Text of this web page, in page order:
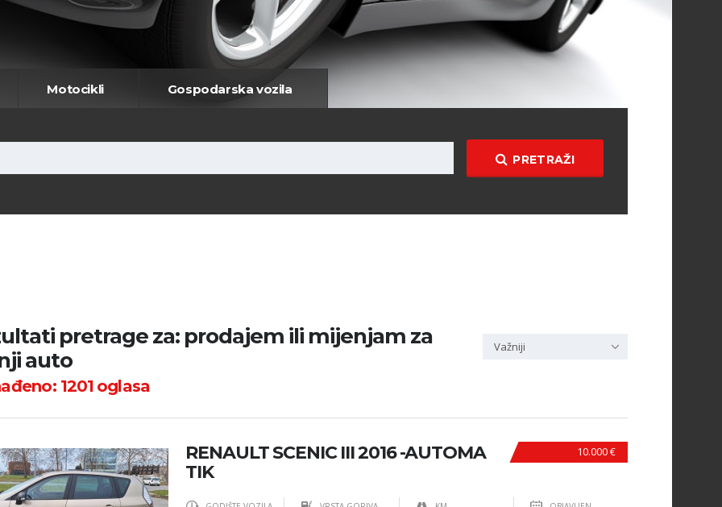
Motocikli Gospodarska vozila
PRETRAŽI
pretrage za: prodajem ili mijenjam za
auto
1201oglasa
Važniji
10.000 €
RENAULT SCENIC III 2016 -AUTOMA
TIK